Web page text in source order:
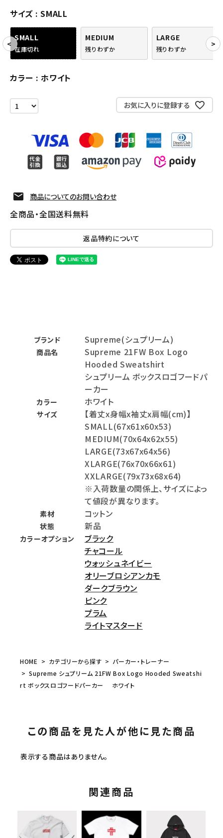
SEASON
CONTENTS
ようこそ ゲスト 様
meeting_room ログイン
Follow us
サイズ SMALL
SMALL
在庫切れ
MEDIUM
残りわずか
LARGE
残りわずか
カラー ホワイト
お気に入りに登録する
商品についてのお問い合わせ
全商品・全国送料無料
返品特約について
ブランド Supreme(シュプリーム)
商品名
Supreme 21FW Box Logo
Hooded Sweatshirt
シュプリーム ボックスロゴフードパ
ーカー
カラー ホワイト
サイズ
【着丈x身幅x袖丈x肩幅(cm)】
SMALL(67x61x60x53)
MEDIUM(70x64x62x55)
LARGE(73x67x64x56)
XLARGE(76x70x66x61)
XXLARGE(79x73x68x64)
※入荷数量の関係上、サイズによっ
て値段が異なります。
素材 コットン
状態 新品
カラーオプション
ブラック
チャコール
ウォッシュネイビー
オリーブロシアンカモ
ダークブラウン
ピンク
プラム
ライトマスタード
HOME カテゴリーから探す
パーカー・トレーナー
Supreme シュプリーム 21FW Box Logo Hooded Sweatshi
rt ボックスロゴフードパーカー ホワイト
この商品を見た人が他に見た商品
表示する商品はありません。
関連商品